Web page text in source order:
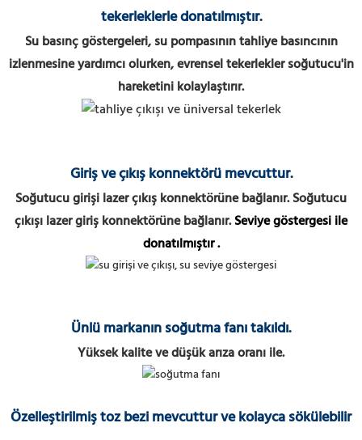
tekerleklerle donatılmıştır.
Su basınç göstergeleri, su pompasının tahliye basıncının
izlenmesine yardımcı olurken, evrensel tekerlekler soğutucu'in
hareketini kolaylaştırır.
Giriş ve çıkış konnektörü mevcuttur.
Soğutucu girişi lazer çıkış konnektörüne bağlanır. Soğutucu
çıkışı lazer giriş konnektörüne bağlanır.Seviye göstergesi ile
donatılmıştır.
Ünlü markanın soğutma fanı takıldı.
Yüksek kalite ve düşük arıza oranı ile.
Özelleştirilmiş toz bezi mevcuttur ve kolayca sökülebilir